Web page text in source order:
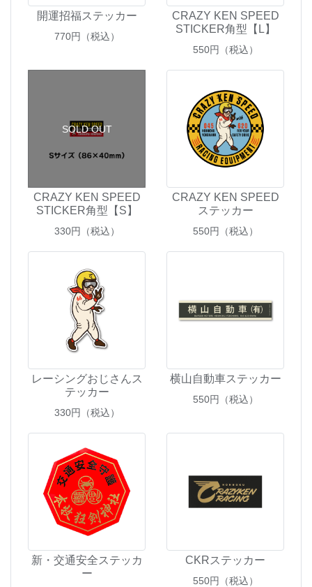
開運招福ステッカー
770円（税込）
CRAZY KEN SPEED
STICKER角型【L】
550円（税込）
SOLD OUT
CRAZY KEN SPEED
STICKER角型【S】
330円（税込）
CRAZY KEN SPEED
ステッカー
550円（税込）
レーシングおじさんス
テッカー
330円（税込）
横山自動車ステッカー
550円（税込）
新・交通安全ステッカ
ー
CKRステッカー
550円（税込）